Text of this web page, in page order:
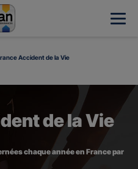
Accident de la Vie
de la Vie
chaque année en France par